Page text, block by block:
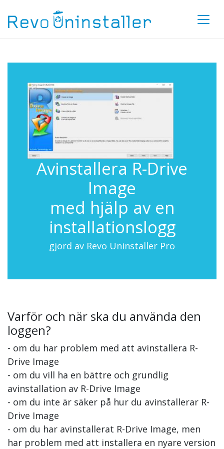
Avinstallera R-Drive
Image
med hjälp av en
installationslogg
gjord av Revo Uninstaller Pro
Varför och när ska du använda den
loggen?
- om du har problem med att avinstallera R-
Drive Image
- om du vill ha en bättre och grundlig
avinstallation av R-Drive Image
- om du inte är säker på hur du avinstallerar R-
Drive Image
- om du har avinstallerat R-Drive Image, men
har problem med att installera en nyare version